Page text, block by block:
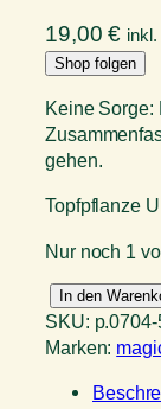
19,00€
Shop folgen
Keine Sorge:
gehen.
Topfpflanze
Nur noch 1
u
p
In den
SKU:
Marken: